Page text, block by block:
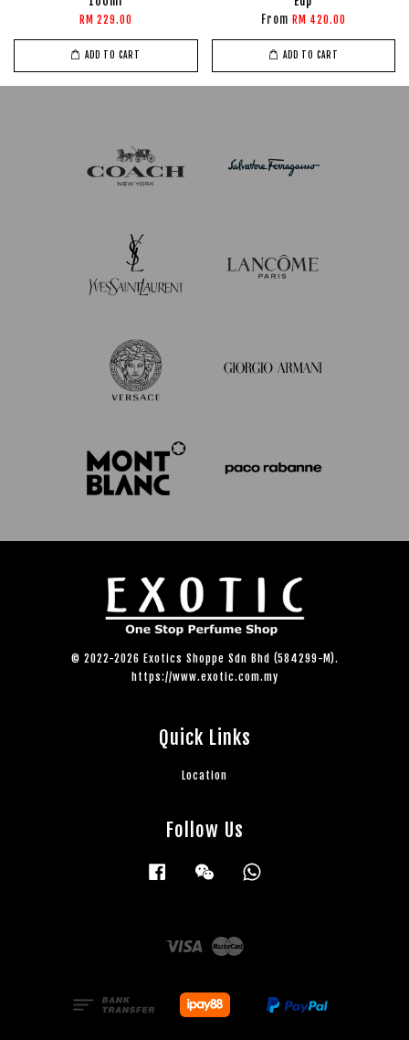
RM 229.00
ADD TO CART
From RM 420.00
ADD TO CART
© 2022-2026 Exotics Shoppe Sdn Bhd (584299-M).
https://www.exotic.com.my
Quick Links
Location
Follow Us
Facebook Wechat
Visa